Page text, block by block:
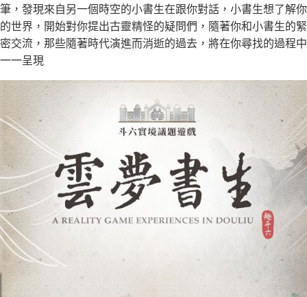
筆，發現來自另一個時空的小書生在跟你對話，小書生想了解你
的世界，開始對你提出古靈精怪的疑問們，隨著你和小書生的緊
密交流，那些隨著時代演進而消逝的過去，將在你尋找的過程中
一一呈現